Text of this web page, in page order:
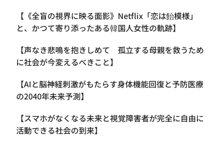
【《全盲の視界に映る面影》Netflix「恋は飴模様」
と、かつて寄り添ったある韓国人女性の軌跡】
【声なき悲鳴を抱きしめて 孤立する母親を救うため
に社会が今変えるべきこと】
【AIと脳神経刺激がもたらす身体機能回復と予防医療
の2040年未来予測】
【スマホがなくなる未来と視覚障害者が完全に自由に
活動できる社会の到来】